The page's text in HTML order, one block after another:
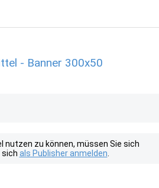
- Banner 300x50
nutzen zu können, müssen Sie sich
sich als Publisher anmelden